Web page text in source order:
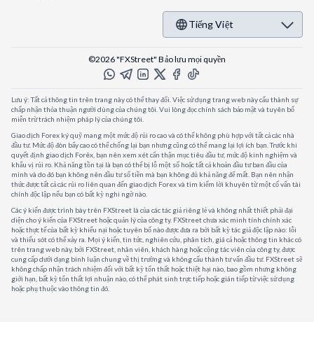
Tiếng Việt
©2026 "FXStreet" Bảo lưu mọi quyền
Lưu ý: Tất cả thông tin trên trang này có thể thay đổi. Việc sử dụng trang web này cấu thành sự
chấp nhận thỏa thuận người dùng của chúng tôi. Vui lòng đọc chính sách bảo mật và tuyên bố
miễn trừ trách nhiệm pháp lý của chúng tôi.
Giao dịch Forex ký quỹ mang một mức độ rủi ro cao và có thể không phù hợp với tất cả các nhà
đầu tư. Mức độ đòn bẩy cao có thể chống lại bạn nhưng cũng có thể mang lại lợi ích bạn. Trước khi
quyết định giao dịch Forêx, bạn nên xem xét cẩn thận mục tiêu đầu tư, mức độ kinh nghiệm và
khẩu vị rủi ro. Khả năng tồn tại là bạn có thể bị lỗ một số hoặc tất cả khoản đầu tư ban đầu của
mình và do đó bạn không nên đầu tư số tiền mà bạn không đủ khả năng để mất. Bạn nên nhận
thức được tất cả các rủi ro liên quan đến giao dịch Forex và tìm kiếm lời khuyên từ một cố vấn tài
chính độc lập nếu bạn có bất kỳ nghi ngờ nào.
Các ý kiến được trình bày trên FXStreet là của các tác giả riêng lẻ và không nhất thiết phải đại
diện cho ý kiến của FXStreet hoặc quản lý của công ty. FXStreet chưa xác minh tính chính xác
hoặc thực tế của bất kỳ khiếu nại hoặc tuyên bố nào được đưa ra bởi bất kỳ tác giả độc lập nào: lỗi
và thiếu sót có thể xảy ra. Mọi ý kiến, tin tức, nghiên cứu, phân tích, giá cả hoặc thông tin khác có
trên trang web này, bởi FXStreet, nhân viên, khách hàng hoặc cộng tác viên của công ty, được
cung cấp dưới dạng bình luận chung về thị trường và không cấu thành tư vấn đầu tư. FXStreet sẽ
không chấp nhận trách nhiệm đối với bất kỳ tổn thất hoặc thiệt hại nào, bao gồm nhưng không
giới hạn, bất kỳ tổn thất lợi nhuận nào, có thể phát sinh trực tiếp hoặc gián tiếp từ việc sử dụng
hoặc phụ thuộc vào thông tin đó.